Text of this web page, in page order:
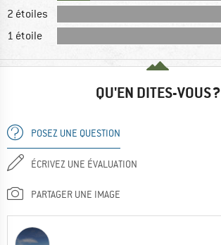
2 étoiles
1 étoile
QU'EN DITES-VOUS ?
POSEZ UNE QUESTION
ÉCRIVEZ UNE ÉVALUATION
PARTAGER UNE IMAGE